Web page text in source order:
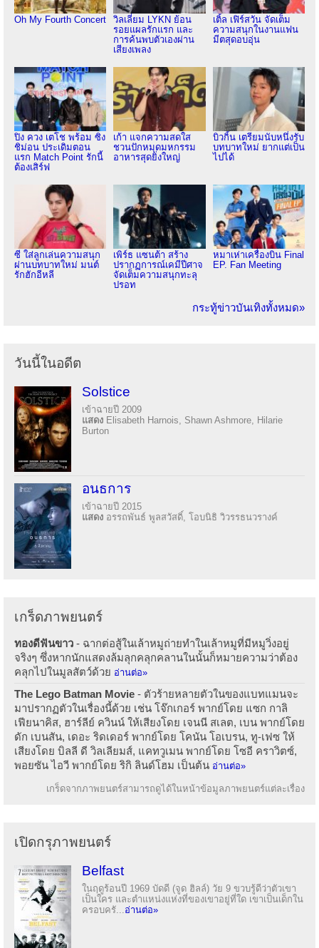
Oh My Fourth Concert
วิลเลี่ยม LYKN ย้อน
รอยแผลรักแรก และ
การค้นพบตัวเองผ่าน
เสียงเพลง
เติ้ล เฟิร์สวัน จัดเต็ม
ความสนุกในงานแฟน
มีตสุดอบอุ่น
ปิง ควง เตโช พร้อม ซิง
ชิม่อน ประเดิมตอน
แรก Match Point รักนี้
ต้องเสิร์ฟ
เก้า แจกความสดใส
ชวนปักหมุดมหกรรม
อาหารสุดยิ่งใหญ่
บิวกิ้น เตรียมนับหนึ่งรับ
บทบาทใหม่ ยากแต่เป็น
ไปได้
ซี ใส่ลูกเล่นความสนุก
ผ่านบทบาทใหม่ มนต์
รักฮักอีหลี
เพิร์ธ แซนต้า สร้าง
ปรากฏการณ์เคมีปีศาจ
จัดเต็มความสนุกทะลุ
ปรอท
หมาเห่าเครื่องบิน Final
EP. Fan Meeting
กระทู้ข่าวบันเทิงทั้งหมด»
วันนี้ในอดีต
Solstice
เข้าฉายปี 2009
แสดง Elisabeth Harnois, Shawn Ashmore, Hilarie
Burton
อนธการ
เข้าฉายปี 2015
แสดง อรรถพันธ์ พูลสวัสดิ์, โอบนิธิ วิวรรธนวรางค์
เกร็ดภาพยนตร์
ทองดีฟันขาว - ฉากต่อสู้ในเล้าหมูถ่ายทำในเล้าหมูที่มีหมูวิ่งอยู่
จริงๆ ซึ่งหากนักแสดงล้มลุกคลุกคลานในนั้นก็หมายความว่าต้อง
คลุกไปในมูลสัตว์ด้วย อ่านต่อ»
The Lego Batman Movie - ตัวร้ายหลายตัวในของแบทแมนจะ
มาปรากฏตัวในเรื่องนี้ด้วย เช่น โจ๊กเกอร์ พากย์โดย แซก กาลิ
เฟียนาคิส, ฮาร์ลีย์ ควินน์ ให้เสียงโดย เจนนี สเลต, เบน พากย์โดย
ดัก เบนสัน, เดอะ ริดเดอร์ พากย์โดย โคนัน โอเบรน, ทู-เฟซ ให้
เสียงโดย บิลลี ดี วิลเลียมส์, แคทวูเมน พากย์โดย โซอี คราวิตซ์,
พอยซัน ไอวี พากย์โดย ริกิ ลินด์โฮม เป็นต้น อ่านต่อ»
เกร็ดจากภาพยนตร์สามารถดูได้ในหน้าข้อมูลภาพยนตร์แต่ละเรื่อง
เปิดกรุภาพยนตร์
Belfast
ในฤดูร้อนปี 1969 บัดดี (จูด ฮิลล์) วัย 9 ขวบรู้ดีว่าตัวเขา
เป็นใคร และตำแหน่งแห่งที่ของเขาอยู่ที่ใด เขาเป็นเด็กใน
ครอบครั... อ่านต่อ»